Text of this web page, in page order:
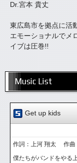
Dr.宮本 貴丈
東広島市を拠点に活
エモーショナルでメ
イブは圧巻!!
Music List
Get up kids
作詞：上河 翔太 作曲
僕たちがバンドをやる